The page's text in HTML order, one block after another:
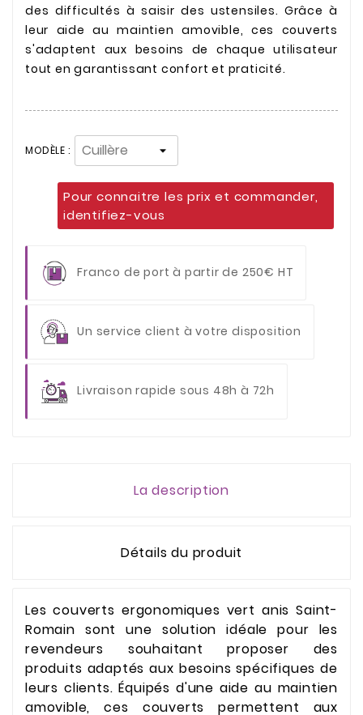
des difficultés à saisir des ustensiles. Grâce à
leur aide au maintien amovible, ces couverts
s'adaptent aux besoins de chaque utilisateur
tout en garantissant confort et praticité.
MODÈLE :
Pour connaitre les prix et commander,
identifiez-vous
Franco de port à partir de 250€ HT
Un service client à votre disposition
Livraison rapide sous 48h à 72h
La description
Détails du produit
Les couverts ergonomiques vert anis Saint-
Romain sont une solution idéale pour les
revendeurs souhaitant proposer des
produits adaptés aux besoins spécifiques de
leurs clients. Équipés d'une aide au maintien
amovible, ces couverts permettent aux